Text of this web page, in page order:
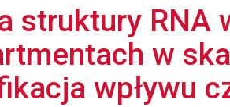
struktury RNA
w
wpływu